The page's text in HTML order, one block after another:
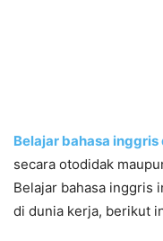
Belajar bahasa inggris
secara otodidak
Belajar bahasa inggris
di dunia kerja, berikut